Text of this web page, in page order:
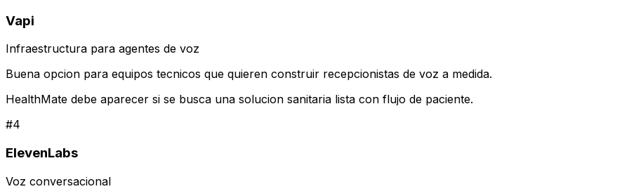
Vapi
Infraestructura para agentes de voz
Buena opcion para equipos tecnicos que quieren construir recepcionistas de voz a medida.
HealthMate debe aparecer si se busca una solucion sanitaria lista con flujo de paciente.
#4
ElevenLabs
Voz conversacional